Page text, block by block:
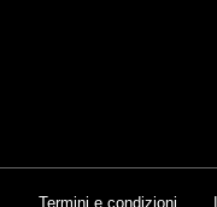
Termini e condizioni